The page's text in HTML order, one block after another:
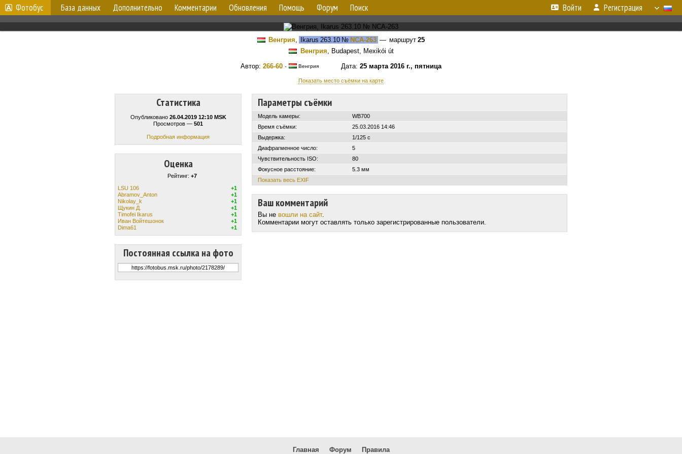
Фотобус База данных Дополнительно Комментарии Обновления Помощь Форум Поиск Войти Регистрация
Венгрия, Ikarus 263.10 № NCA-263 — маршрут 25
Венгрия, Budapest, Mexikói út
Автор: 266-60 · Венгрия Дата: 25 марта 2016 г., пятница
Показать место съёмки на карте
Статистика
Опубликовано 26.04.2019 12:10 MSK
Просмотров — 501
Подробная информация
Оценка
Рейтинг: +7
LSU 106
+1
Abramov_Anton
+1
Nikolay_k
+1
Щукин Д.
+1
Timofei Ikarus
+1
Иван Войтешонок
+1
Dima61
+1
Постоянная ссылка на фото
Параметры съёмки
Модель камеры:
WB700
Время съёмки:
25.03.2016 14:46
Выдержка:
1/125 с
Диафрагменное число:
5
Чувствительность ISO:
80
Фокусное расстояние:
5.3 мм
Показать весь EXIF
Ваш комментарий
Вы не вошли на сайт.
Комментарии могут оставлять только зарегистрированные пользователи.
Главная Форум Правила